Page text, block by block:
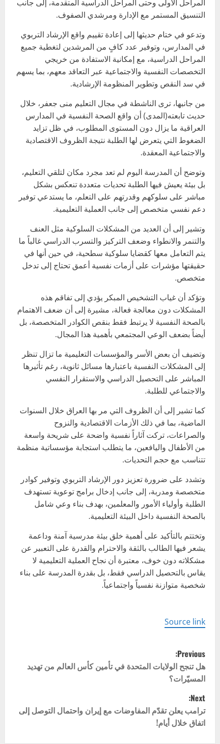
المراحل الأولى وحتى المراحل الدراسية المتقدمة، إلى جانب
التنسيق المستمر مع الإدارة ومرشدي الصفوف.
وتدعو في ختام حديثها إلى إعادة تقييم واقع الإرشاد التربوي
في المدارس، وتوفير عدد كافٍ من المرشدين لتغطية جميع
المراحل الدراسية، مع إمكانية الاستفادة من خريجي
التخصصات النفسية والاجتماعية عبر التعاقد معهم، بما يسهم
في سد النقص وتطوير المنظومة الإرشادية.
من جانبها، ترى الناشطة في مجال التعليم منى جعفر، خلال
حديث تابعته(المدى) أن واقع الصحة النفسية في المدارس
العراقية ما يزال دون المستوى المطلوب، في ظل تزايد
الضغوط التي يتعرض لها الطلبة نتيجة الظروف الاقتصادية
والاجتماعية المعقدة.
وتوضح أن المدرسة اليوم لم تعد مجرد مكان لتلقي التعليم،
بل بيئة يعيش فيها الطلبة تحديات متعددة تنعكس بشكل
مباشر على سلوكهم وقدرتهم على التعلم، ما يستدعي توفير
دعم نفسي متخصص إلى جانب العملية التعليمية.
وتشير إلى أن العديد من المشكلات السلوكية مثل العنف
والتنمر والانطواء وضعف التركيز والتسرب الدراسي غالباً ما
يتم التعامل معها كقضايا سلوكية سطحية، في حين أنها في
حقيقتها مؤشرات على أزمات نفسية أعمق تحتاج إلى تدخل
متخصص.
وتؤكد أن غياب التشخيص المبكر يؤدي إلى تفاقم هذه
المشكلات دون معالجة فعالة، مشيرة إلى أن ضعف الاهتمام
بالصحة النفسية لا يرتبط فقط بنقص الكوادر المتخصصة، بل
أيضاً بضعف الوعي المجتمعي بأهمية هذا المجال.
وتضيف أن بعض الأسر والمؤسسات التعليمية ما تزال تنظر
إلى المشكلات النفسية باعتبارها مسائل ثانوية، رغم تأثيرها
المباشر على التحصيل الدراسي والاستقرار النفسي
والاجتماعي للطلبة.
كما تشير إلى أن الظروف التي مر بها العراق خلال السنوات
الماضية، بما في ذلك الأزمات الاقتصادية والنزوح
والصراعات، تركت آثاراً نفسية واضحة على شريحة واسعة
من الأطفال واليافعين، ما يتطلب استجابة مؤسساتية منظمة
تتناسب مع حجم التحديات.
وتشدد على ضرورة تعزيز دور الإرشاد التربوي وتوفير كوادر
متخصصة ومدربة، إلى جانب إدخال برامج توعوية تستهدف
الطلبة وأولياء الأمور والمعلمين، بهدف بناء وعي شامل
بالصحة النفسية داخل البيئة التعليمية.
وتختتم بالتأكيد على أهمية خلق بيئة مدرسية آمنة وداعمة
يشعر فيها الطالب بالثقة والاحترام والقدرة على التعبير عن
مشكلاته دون خوف، معتبرة أن نجاح العملية التعليمية لا
يقاس بالتحصيل الدراسي فقط، بل بقدرة المدرسة على بناء
شخصية متوازنة نفسياً واجتماعياً.
Source link
P
o
s
t
n
Previous:
هل تنجح الولايات المتحدة في تأمين كأس العالم من تهديد
المسيّرات؟
Next:
ترامب يعلن تقدّم المفاوضات مع إيران واحتمال التوصل إلى
اتفاق خلال أيام!